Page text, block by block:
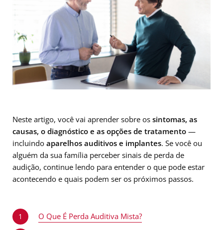
Neste artigo, você vai aprender sobre os sintomas, as
causas, o diagnóstico e as opções de tratamento —
incluindo aparelhos auditivos e implantes. Se você ou
alguém da sua família perceber sinais de perda de
audição, continue lendo para entender o que pode estar
acontecendo e quais podem ser os próximos passos.
1 O Que É Perda Auditiva Mista?